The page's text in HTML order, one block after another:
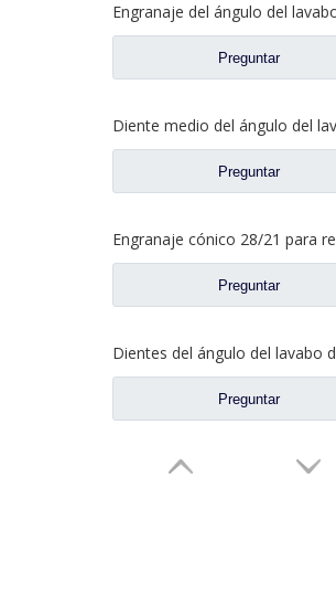
Preguntar
Preguntar
Preguntar
Preguntar